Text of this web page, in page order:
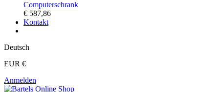
Computerschrank
€ 587,86
Kontakt
Deutsch
EUR €
Anmelden